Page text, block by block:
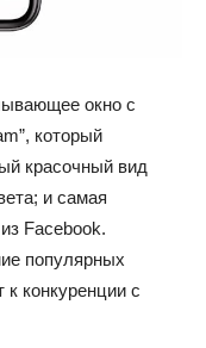
окно с
который
красочный вид
и самая
Facebook.
популярных
конкуренции с